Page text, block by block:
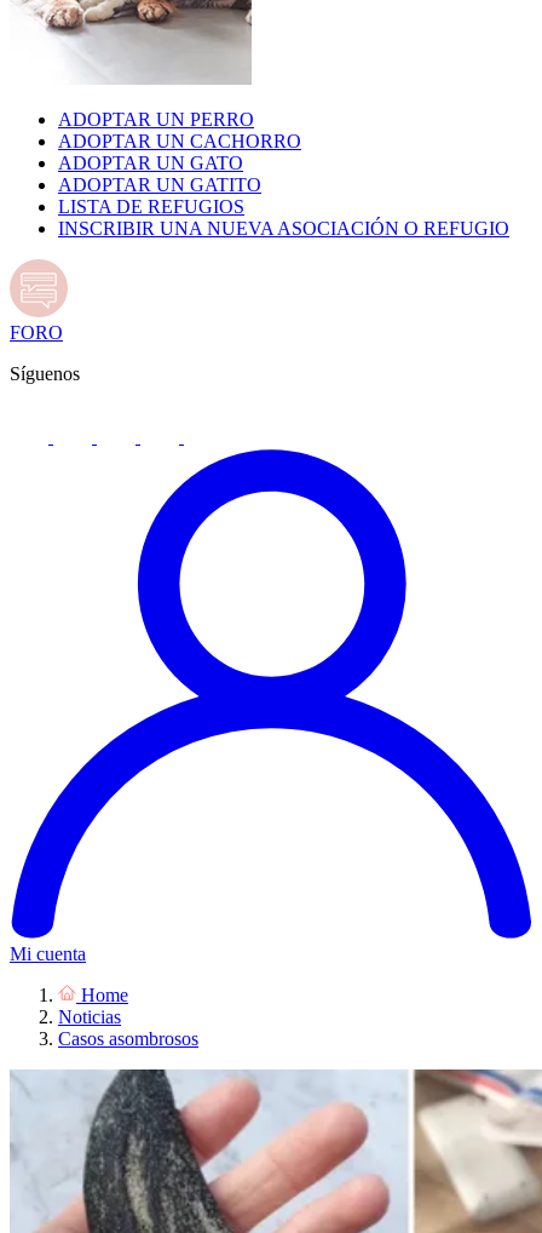
ADOPTAR UN PERRO
ADOPTAR UN CACHORRO
ADOPTAR UN GATO
ADOPTAR UN GATITO
LISTA DE REFUGIOS
INSCRIBIR UNA NUEVA ASOCIACIÓN O REFUGIO
FORO
Síguenos
Mi cuenta
Home
Noticias
Casos asombrosos